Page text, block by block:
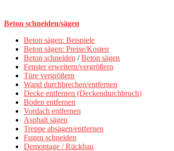
Beton schneiden/sägen
Beton sägen: Beispiele
Beton sägen: Preise/Kosten
Beton schneiden /Beton sägen
Fenster erweitern/vergrößern
Türe vergrößern
Wand durchbrechen/entfernen
Decke entfernen (Deckendurchbruch)
Boden entfernen
Vordach entfernen
Asphalt sägen
Treppe absägen/entfernen
Fugen schneiden
Demontage / Rückbau